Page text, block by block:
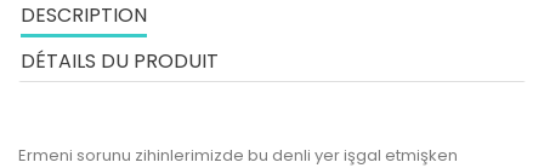
DESCRIPTION
DÉTAILS DU PRODUIT
Ermeni sorunu zihinlerimizde bu denli yer işgal etmişken